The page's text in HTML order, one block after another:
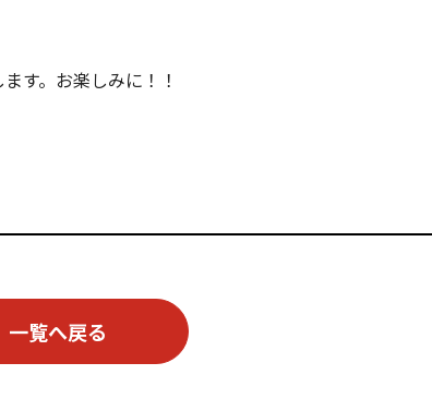
す。お楽しみに！！
一覧へ戻る